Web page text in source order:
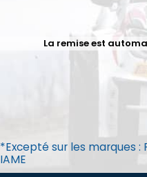
La remise est
*Excepté sur les marques :
IAME